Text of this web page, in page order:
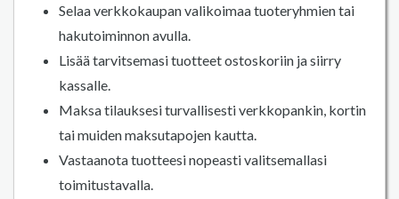
Selaa verkkokaupan valikoimaa tuoteryhmien tai
hakutoiminnon avulla.
Lisää tarvitsemasi tuotteet ostoskoriin ja siirry
kassalle.
Maksa tilauksesi turvallisesti verkkopankin, kortin
tai muiden maksutapojen kautta.
Vastaanota tuotteesi nopeasti valitsemallasi
toimitustavalla.